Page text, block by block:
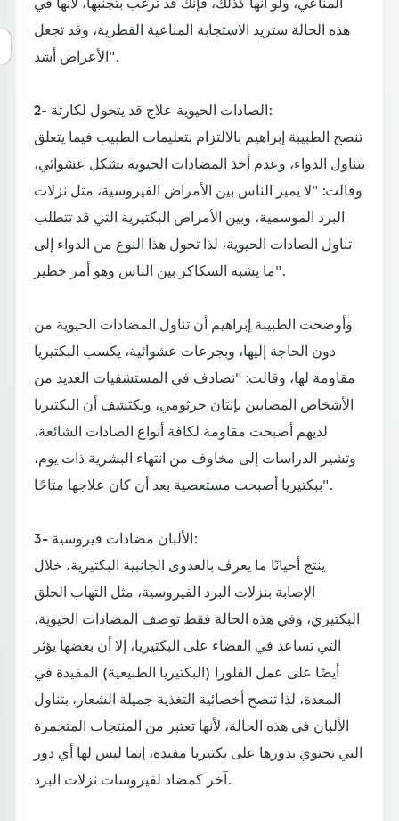
هذه الحالة ستزيد الاستجابة المناعية الفطرية، وقد تجعل
الأعراض أشد".
2- الصادات الحيوية علاج قد يتحول لكارثة:
تنصح الطبيبة إبراهيم بالالتزام بتعليمات الطبيب فيما يتعلق
بتناول الدواء، وعدم أخذ المضادات الحيوية بشكل عشوائي،
وقالت: "لا يميز الناس بين الأمراض الفيروسية، مثل نزلات
البرد الموسمية، وبين الأمراض البكتيرية التي قد تتطلب
تناول الصادات الحيوية، لذا تحول هذا النوع من الدواء إلى
ما يشبه السكاكر بين الناس وهو أمر خطير".
وأوضحت الطبيبة إبراهيم أن تناول المضادات الحيوية من
دون الحاجة إليها، وبجرعات عشوائية، يكسب البكتيريا
مقاومة لها، وقالت: "نصادف في المستشفيات العديد من
الأشخاص المصابين بإنتان جرثومي، ونكتشف أن البكتيريا
لديهم أصبحت مقاومة لكافة أنواع الصادات الشائعة،
وتشير الدراسات إلى مخاوف من انتهاء البشرية ذات يوم،
ببكتيريا أصبحت مستعصية بعد أن كان علاجها متاحًا".
3- الألبان مضادات فيروسية:
ينتج أحيانًا ما يعرف بالعدوى الجانبية البكتيرية، خلال
الإصابة بنزلات البرد الفيروسية، مثل التهاب الحلق
البكتيري، وفي هذه الحالة فقط توصف المضادات الحيوية،
التي تساعد في القضاء على البكتيريا، إلا أن بعضها يؤثر
أيضًا على عمل الفلورا (البكتيريا الطبيعية) المفيدة في
المعدة، لذا تنصح أخصائية التغذية جميلة الشعار، بتناول
الألبان في هذه الحالة، لأنها تعتبر من المنتجات المتخمرة
التي تحتوي بدورها على بكتيريا مفيدة، إنما ليس لها أي دور
آخر كمضاد لفيروسات نزلات البرد.